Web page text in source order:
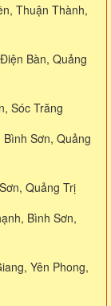
Thuận Thành,
Bàn, Quảng
Sóc Trăng
Sơn, Quảng
Quảng Trị
Bình Sơn,
Yên Phong,